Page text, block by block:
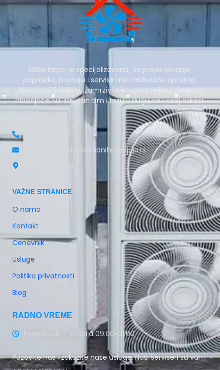
Naša firma je specijalizovana za projektovanje,
popravke, prodaju i servisiranje rashladne opreme,
uključujući frižidere, zamrzivače, ugostiteljsku opremu i
hladnjače, uz stručan tim i brzu uslugu na vašoj adresi.
kontakt@servisrashladnihuredjaja.rs
VAŽNE STRANICE
O nama
Kontakt
Cenovnik
Usluge
Politika privatnosti
Blog
RADNO VREME
Ponedeljak - Nedelja 09:00-21:00
Pozovite nas i zakažite naše usluge. Naši serviseri su vam